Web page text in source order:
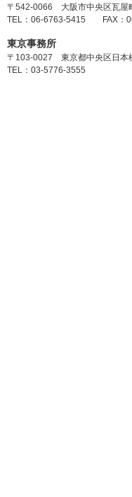
〒542-0066 大阪市中央区瓦屋
TEL：06-6763-5415 FAX：
東京事務所
〒103-0027 東京都中央区日本
TEL：03-5776-3555